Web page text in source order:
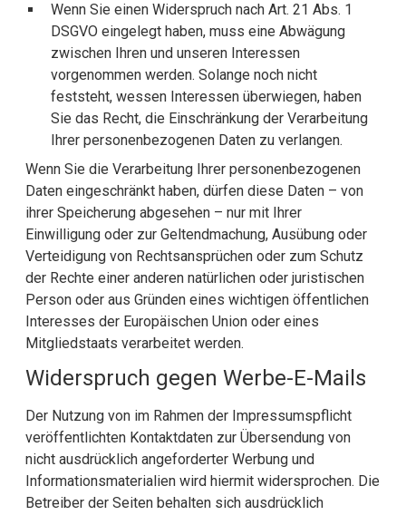
Wenn Sie einen Widerspruch nach Art. 21 Abs. 1
DSGVO eingelegt haben, muss eine Abwägung
zwischen Ihren und unseren Interessen
vorgenommen werden. Solange noch nicht
feststeht, wessen Interessen überwiegen, haben
Sie das Recht, die Einschränkung der Verarbeitung
Ihrer personenbezogenen Daten zu verlangen.
Wenn Sie die Verarbeitung Ihrer personenbezogenen
Daten eingeschränkt haben, dürfen diese Daten – von
ihrer Speicherung abgesehen – nur mit Ihrer
Einwilligung oder zur Geltendmachung, Ausübung oder
Verteidigung von Rechtsansprüchen oder zum Schutz
der Rechte einer anderen natürlichen oder juristischen
Person oder aus Gründen eines wichtigen öffentlichen
Interesses der Europäischen Union oder eines
Mitgliedstaats verarbeitet werden.
Widerspruch gegen Werbe-E-Mails
Der Nutzung von im Rahmen der Impressumspflicht
veröffentlichten Kontaktdaten zur Übersendung von
nicht ausdrücklich angeforderter Werbung und
Informationsmaterialien wird hiermit widersprochen. Die
Betreiber der Seiten behalten sich ausdrücklich